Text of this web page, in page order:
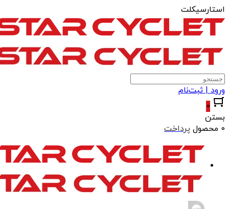
استارسیکلت
ورود | ثبت‌نام
0
بستن
0 محصول
پرداخت